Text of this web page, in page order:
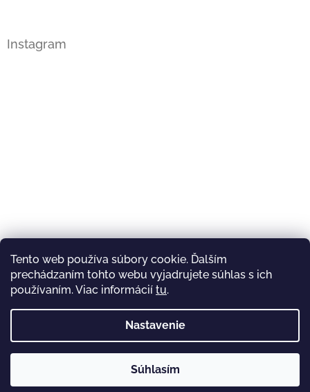
Tento web používa súbory cookie. Ďalším
prechádzaním tohto webu vyjadrujete súhlas s ich
používaním. Viac informácií tu.
Nastavenie
Súhlasím
Instagram
Sledovať na Instagrame
Antireflexní sklo
Copyright 2026Karma Premium SK
vyhradené.